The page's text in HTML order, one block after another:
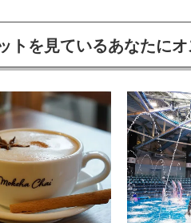
トを見ているあなたに